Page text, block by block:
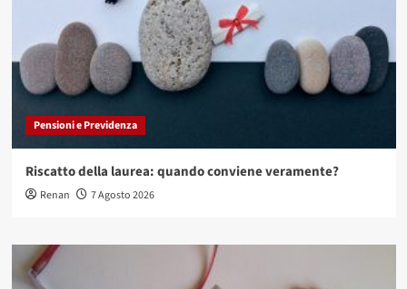
Pensioni e Previdenza
Riscatto della laurea: quando conviene veramente?
Renan 7 Agosto 2026